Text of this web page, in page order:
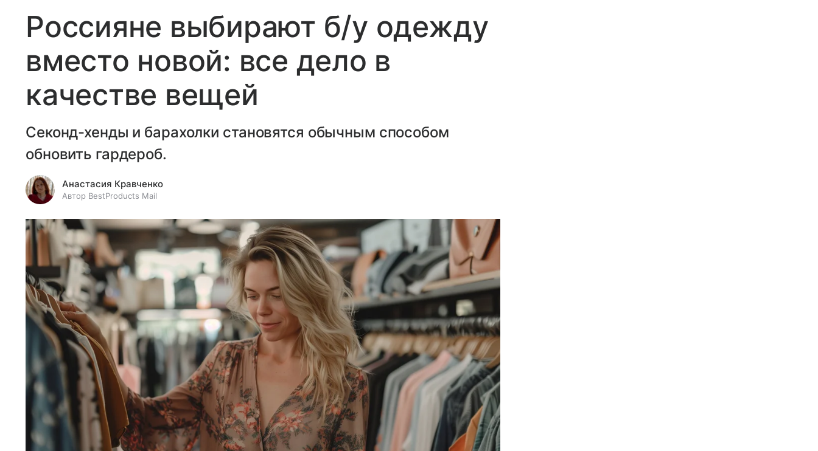
Россияне выбирают б/у одежду
вместо новой: все дело в
качестве вещей
Секонд-хенды и барахолки становятся обычным способом
обновить гардероб.
Анастасия Кравченко
Автор BestProducts Mail